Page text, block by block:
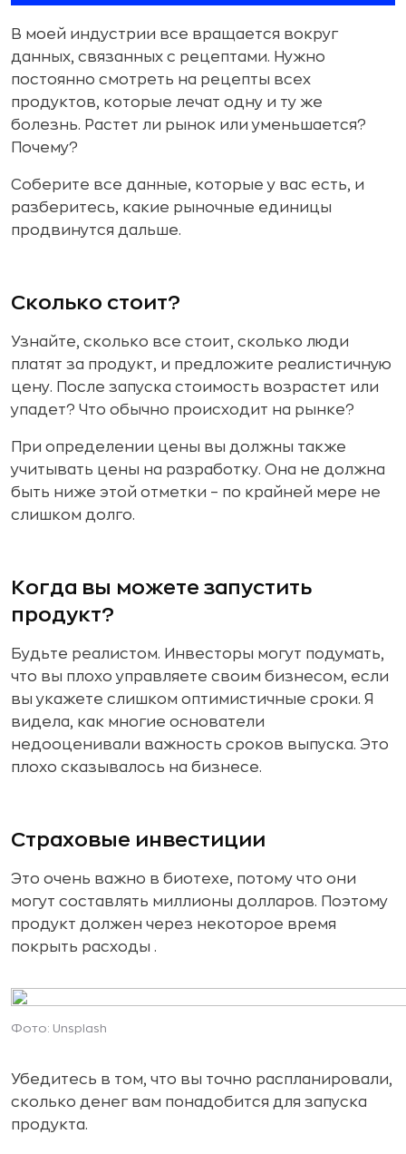
В моей индустрии все вращается вокруг
данных, связанных с рецептами. Нужно
постоянно смотреть на рецепты всех
продуктов, которые лечат одну и ту же
болезнь. Растет ли рынок или уменьшается?
Почему?
Соберите все данные, которые у вас есть, и
разберитесь, какие рыночные единицы
продвинутся дальше.
Сколько стоит?
Узнайте, сколько все стоит, сколько люди
платят за продукт, и предложите реалистичную
цену. После запуска стоимость возрастет или
упадет? Что обычно происходит на рынке?
При определении цены вы должны также
учитывать цены на разработку. Она не должна
быть ниже этой отметки – по крайней мере не
слишком долго.
Когда вы можете запустить
продукт?
Будьте реалистом. Инвесторы могут подумать,
что вы плохо управляете своим бизнесом, если
вы укажете слишком оптимистичные сроки. Я
видела, как многие основатели
недооценивали важность сроков выпуска. Это
плохо сказывалось на бизнесе.
Страховые инвестиции
Это очень важно в биотехе, потому что они
могут составлять миллионы долларов. Поэтому
продукт должен через некоторое время
покрыть расходы .
Фото: Unsplash
Убедитесь в том, что вы точно распланировали,
сколько денег вам понадобится для запуска
продукта.